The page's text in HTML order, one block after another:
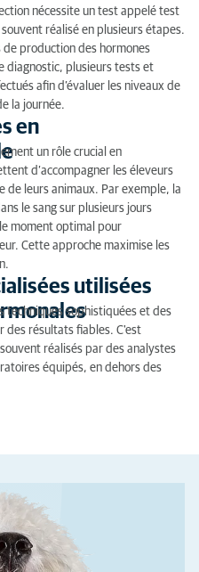
nécessite un test appelé test
réalisé en plusieurs étapes.
de production des hormones
diagnostic, plusieurs tests et
afin d’évaluer les niveaux de
la journée.
en
un rôle crucial en
d’accompagner les éleveurs
de leurs animaux. Par exemple, la
le sang sur plusieurs jours
moment optimal pour
Cette approche maximise les
utilisées
techniques sophistiquées et des
des résultats fiables. C'est
réalisés par des analystes
équipés, en dehors des